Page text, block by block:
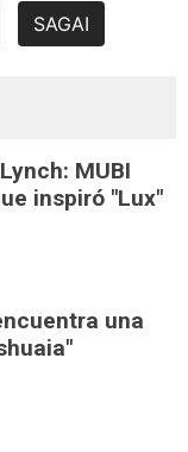
SAGAI
MUBI
inspiró "Lux"
una